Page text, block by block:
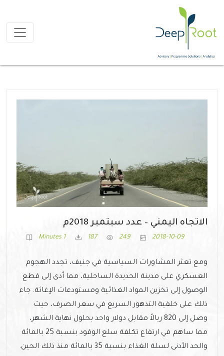
الاتجاه اليمني – عدد سبتمبر 2018م
2018-10-09
249
187
1 Minutes
ومع تعثر المشاورات السياسية في جنيف، تجدد الهجوم
العسكري على مدينة الحديدة الساحلية، مما أدى إلى قطع
الوصول إلى تخزين المواد الغذائية ومستودعات الإغاثة. جاء
ذلك على خلفية التدهور السريع في سعر الصرف، حيث
وصل إلى 820 ريالاً مقابل دولار واحد بحلول نهاية الشهر،
مما ساهم في ارتفاع تكلفة سلع الوقود بنسبة 25 بالمائة
والحد الأدنى لسلة الغذاء بنسبة 35 بالمائة منذ ذلك الحين.